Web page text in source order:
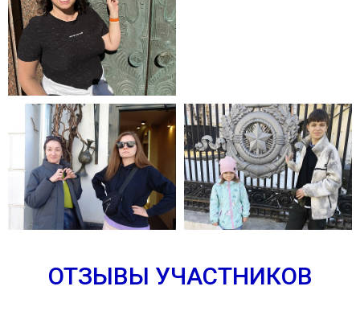
ОТЗЫВЫ УЧАСТНИКОВ